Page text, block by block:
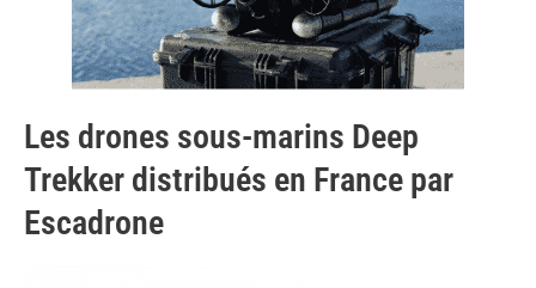
Les drones sous-marins Deep
Trekker distribués en France par
Escadrone